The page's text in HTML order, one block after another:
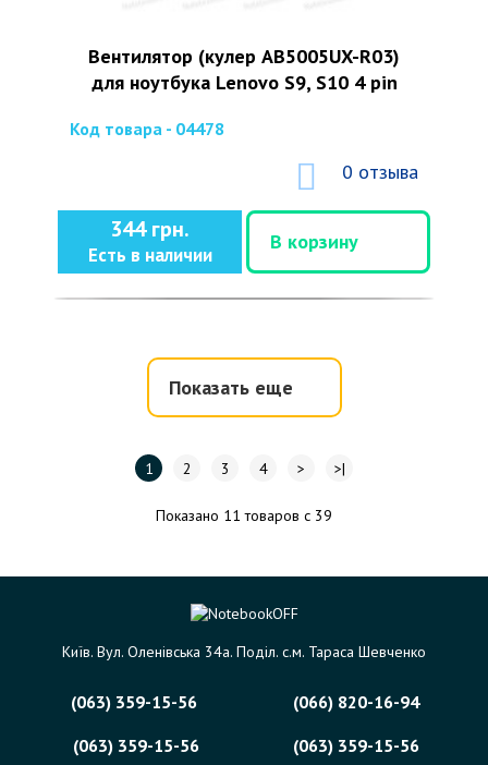
Вентилятор (кулер AB5005UX-R03)
для ноутбука Lenovo S9, S10 4 pin
Код товара - 04478
0 отзыва
344 грн.
Есть в наличии
В корзину
Показать еще
1 2 3 4 > >|
Показано 11 товаров с 39
Київ. Вул. Оленівська 34а. Поділ. с.м. Тараса Шевченко
(063) 359-15-56
(066) 820-16-94
(063) 359-15-56
(063) 359-15-56